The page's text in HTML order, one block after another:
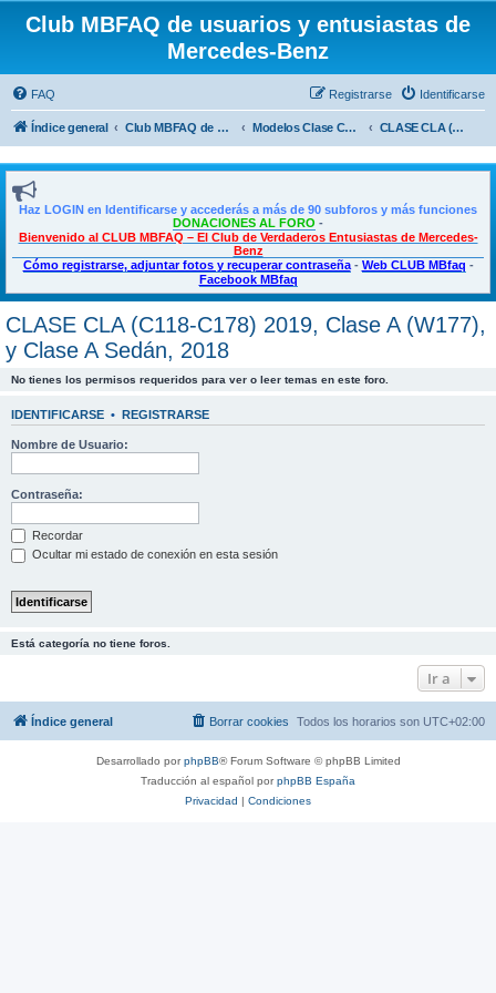
Club MBFAQ de usuarios y entusiastas de
Mercedes-Benz
FAQ Identificarse
Registrarse
Índice general Club MBFAQ de usuarios y entusiastas de Mercedes Benz Modelos Clase CLA, Clase A, Shooting Brake y Clase B CLASE CLA (C118-C178) 2019, Clase A (W177), y Clase A Sedán, 2018
Haz LOGIN en Identificarse y accederás a más de 90 subforos y más funciones
DONACIONES AL FORO -
Bienvenido al CLUB MBFAQ – El Club de Verdaderos Entusiastas de Mercedes-
Benz
Cómo registrarse, adjuntar fotos y recuperar contraseña- Web CLUB MBfaq -
Facebook MBfaq
CLASE CLA (C118-C178) 2019, Clase A (W177),
y Clase A Sedán, 2018
No tienes los permisos requeridos para ver o leer temas en este foro.
IDENTIFICARSE • REGISTRARSE
Nombre de Usuario:
Contraseña:
Recordar
Ocultar mi estado de conexión en esta sesión
Está categoría no tiene foros.
Ir a
Índice general Todos los horarios son UTC+02:00
Borrar cookies
Desarrollado porphpBB® Forum Software © phpBB Limited
Traducción al español porphpBB España
Privacidad | Condiciones